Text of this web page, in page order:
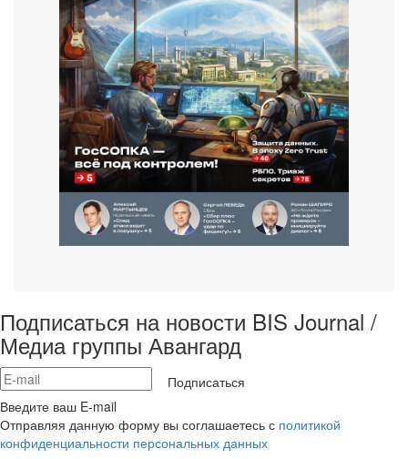
Подписаться на новости BIS Journal /
Медиа группы Авангард
Подписаться
Введите ваш E-mail
Отправляя данную форму вы соглашаетесь с политикой
конфиденциальности персональных данных